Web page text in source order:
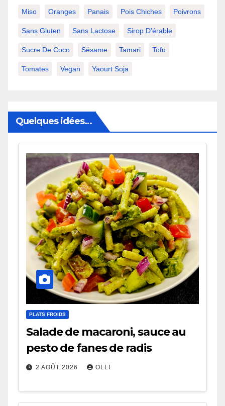
Miso Oranges Panais Pois Chiches Poivrons
Sans Gluten Sans Lactose Sirop D'érable
Sucre De Coco Sésame Tamari Tofu
Tomates Vegan Yaourt Soja
Quelques idées…
PLATS FROIDS
Salade de macaroni, sauce au
pesto de fanes de radis
2 AOÛT 2026 OLLI